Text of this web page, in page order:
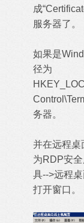
成
服务器了。
如果是
径为
务器。
并在远程桌
为RDP安
具-->远程
打开窗口。